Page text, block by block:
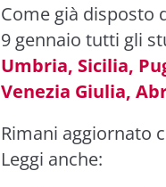
Come già disposto
9 gennaio tutti gli
Umbria, Sicilia,
Venezia Giulia,
Rimani aggiornato
Leggi anche: